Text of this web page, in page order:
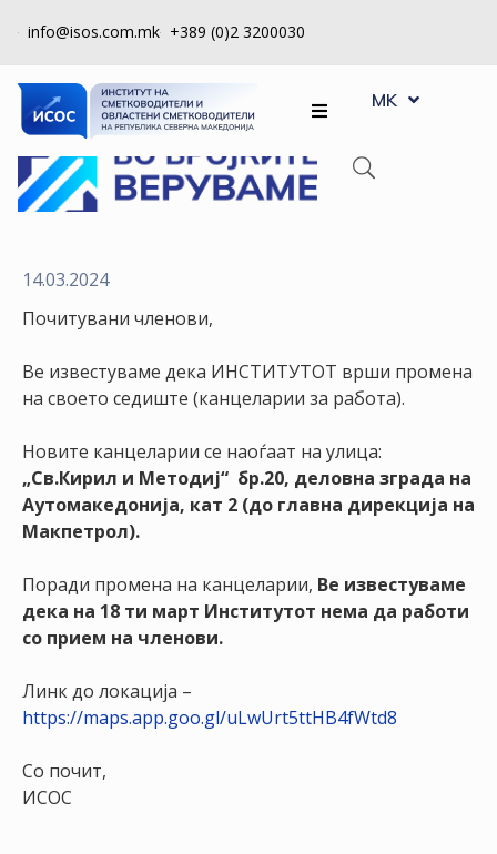
info@isos.com.mk +389 (0)2 3200030
ЗА
НАС
РЕГИСТРИ
КОНТРОЛА
КВАЛИТЕТ
КАКО
ДА
ЧЛЕН
НАСТАНИ
НАЈАВА
ЗА
АЖУРИРАЈ
MK
SQ
14.03.2024
Почитувани членови,
Ве известуваме дека ИНСТИТУТОТ врши промена
на своето седиште (канцеларии за работа).
Новите канцеларии се наоѓаат на улица:
„Св.Кирил и Методиј“ бр.20, деловна зграда на
Аутомакедонија, кат 2 (до главна дирекција на
Макпетрол).
Поради промена на канцеларии, Ве известуваме
дека на 18 ти март Институтот нема да работи
со прием на членови.
Линк до локација –
https://maps.app.goo.gl/uLwUrt5ttHB4fWtd8
Со почит,
ИСОС